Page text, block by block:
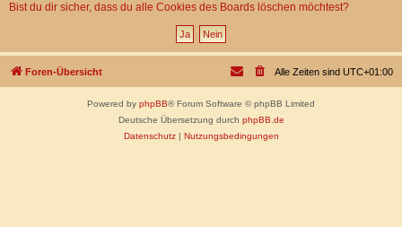
Bist du dir sicher, dass du alle Cookies des Boards löschen möchtest?
Foren-Übersicht Alle Zeiten sind UTC+01:00
Powered by phpBB® Forum Software © phpBB Limited
Deutsche Übersetzung durch phpBB.de
Datenschutz| Nutzungsbedingungen